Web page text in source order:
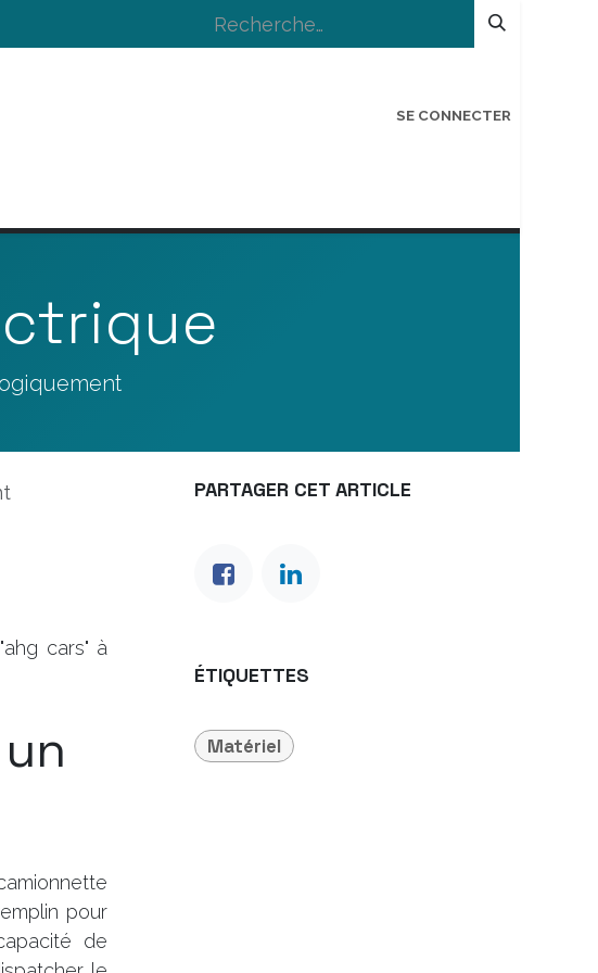
SE CONNECTER
cars" à
pour
de
PARTAGER CET ARTICLE
ÉTIQUETTES
Matériel